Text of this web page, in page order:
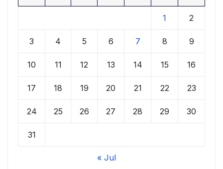
1 2
3 4 5 6 7 8 9
10 11 12 13 14 15 16
17 18 19 20 21 22 23
24 25 26 27 28 29 30
31
« Jul